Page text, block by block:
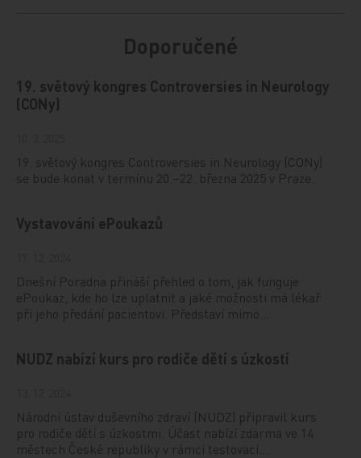
Doporučené
19. světový kongres Controversies in Neurology
(CONy)
19. světový kongres Controversies in Neurology (CONy)
se bude konat v termínu 20.–22. března 2025 v Praze.
Vystavování ePoukazů
Dnešní Poradna přináší přehled o tom, jak funguje
ePoukaz, kde ho lze uplatnit a jaké možnosti má lékař
při jeho předání pacientovi. Představí mimo…
NUDZ nabízí kurs pro rodiče dětí s úzkostí
Národní ústav duševního zdraví (NUDZ) připravil kurs
pro rodiče dětí s úzkostmi. Účast nabízí zdarma ve 14
městech České republiky v rámci testovací…